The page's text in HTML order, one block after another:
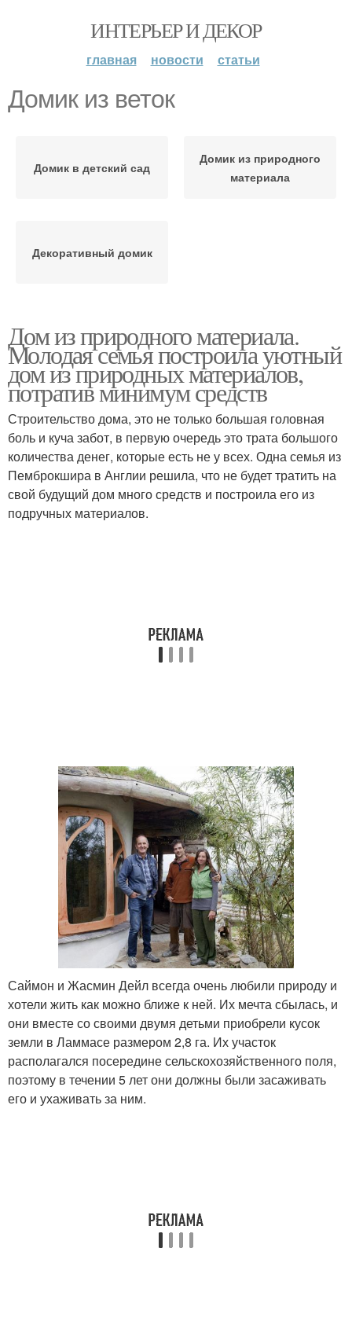
ИНТЕРЬЕР И ДЕКОР
главная новости статьи
Домик из веток
Домик в детский сад
Домик из природного
материала
Декоративный домик
Дом из природного материала.
Молодая семья построила уютный
дом из природных материалов,
потратив минимум средств
Строительство дома, это не только большая головная
боль и куча забот, в первую очередь это трата большого
количества денег, которые есть не у всех. Одна семья из
Пемброкшира в Англии решила, что не будет тратить на
свой будущий дом много средств и построила его из
подручных материалов.
Саймон и Жасмин Дейл всегда очень любили природу и
хотели жить как можно ближе к ней. Их мечта сбылась, и
они вместе со своими двумя детьми приобрели кусок
земли в Ламмасе размером 2,8 га. Их участок
располагался посередине сельскохозяйственного поля,
поэтому в течении 5 лет они должны были засаживать
его и ухаживать за ним.